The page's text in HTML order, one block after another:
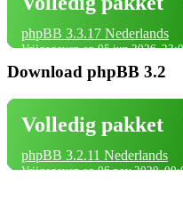
phpBB 3.3.17 Nederlands
Vrijgegeven op 05 jun 2026,
Download phpBB 3.2
Volledig pakket
phpBB 3.2.11 Nederlands
Vrijgegeven op 06 nov 2020,